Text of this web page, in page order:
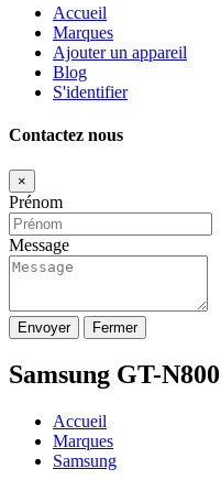
Accueil
Marques
Ajouter un appareil
Blog
S'identifier
Contactez nous
×
Prénom
Message
Envoyer Fermer
Samsung GT-
Accueil
Marques
Samsung